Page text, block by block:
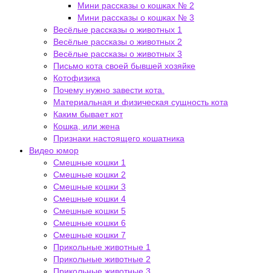
Мини рассказы о кошках № 2
Мини рассказы о кошках № 3
Весёлые рассказы о животных 1
Весёлые рассказы о животных 2
Весёлые рассказы о животных 3
Письмо кота своей бывшей хозяйке
Котофизика
Почему нужно завести кота.
Материальная и физическая сущность кота
Каким бывает кот
Кошка, или жена
Признаки настоящего кошатника
Видео юмор
Смешные кошки 1
Смешные кошки 2
Смешные кошки 3
Смешные кошки 4
Смешные кошки 5
Смешные кошки 6
Смешные кошки 7
Прикольные животные 1
Прикольные животные 2